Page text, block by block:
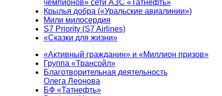
чемпионов» сети АЗС «Татнефть»
Крылья добра («Уральские авиалинии»)
Мили милосердия
S7 Priority (S7 Airlines)
«Сказки для жизни»
«Активный гражданин» и «Миллион призов»
Группа «Трансойл»
Благотворительная деятельность
Олега Леонова
БФ «Татнефть»